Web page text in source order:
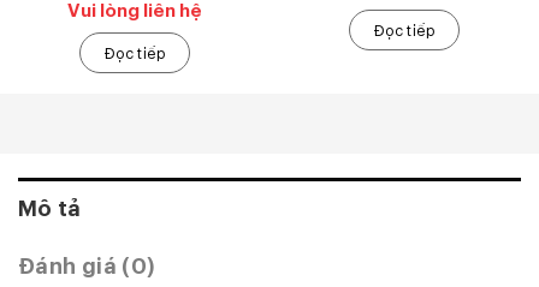
Vui lòng liên hệ
Đọc tiếp
Đọc tiếp
Mô tả
Đánh giá (0)